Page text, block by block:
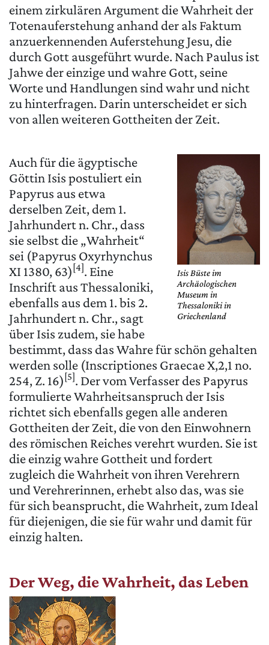
einem zirkulären Argument die Wahrheit der
Totenauferstehung anhand der als Faktum
anzuerkennenden Auferstehung Jesu, die
durch Gott ausgeführt wurde. Nach Paulus ist
Jahwe der einzige und wahre Gott, seine
Worte und Handlungen sind wahr und nicht
zu hinterfragen. Darin unterscheidet er sich
von allen weiteren Gottheiten der Zeit.
Isis Büste im
Archäologischen
Museum in
Thessaloniki in
Griechenland
Auch für die ägyptische
Göttin Isis postuliert ein
Papyrus aus etwa
derselben Zeit, dem 1.
Jahrhundert n. Chr., dass
sie selbst die „Wahrheit“
sei (Papyrus Oxyrhynchus
XI 1380, 63) [4]. Eine
Inschrift aus Thessaloniki,
ebenfalls aus dem 1. bis 2.
Jahrhundert n. Chr., sagt
über Isis zudem, sie habe
bestimmt, dass das Wahre für schön gehalten
werden solle (Inscriptiones Graecae X,2,1 no.
254, Z. 16) [5]. Der vom Verfasser des Papyrus
formulierte Wahrheitsanspruch der Isis
richtet sich ebenfalls gegen alle anderen
Gottheiten der Zeit, die von den Einwohnern
des römischen Reiches verehrt wurden. Sie ist
die einzig wahre Gottheit und fordert
zugleich die Wahrheit von ihren Verehrern
und Verehrerinnen, erhebt also das, was sie
für sich beansprucht, die Wahrheit, zum Ideal
für diejenigen, die sie für wahr und damit für
einzig halten.
Der Weg, die Wahrheit, das Leben